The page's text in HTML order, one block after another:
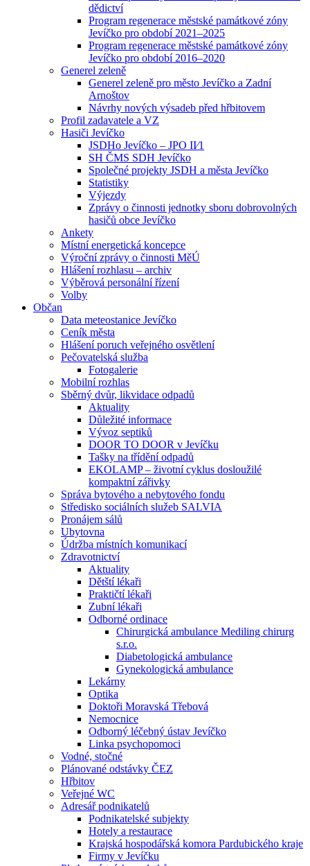
dědictví
Program regenerace městské památkové zóny
Jevíčko pro období 2021–2025
Program regenerace městské památkové zóny
Jevíčko pro období 2016–2020
Generel zeleně
Generel zeleně pro město Jevíčko a Zadní
Arnoštov
Návrhy nových výsadeb před hřbitovem
Profil zadavatele a VZ
Hasiči Jevíčko
JSDHo Jevíčko – JPO II⁄1
SH ČMS SDH Jevíčko
Společné projekty JSDH a města Jevíčko
Statistiky
Výjezdy
Zprávy o činnosti jednotky sboru dobrovolných
hasičů obce Jevíčko
Ankety
Místní energetická koncepce
Výroční zprávy o činnosti MěÚ
Hlášení rozhlasu – archiv
Výběrová personální řízení
Volby
Občan
Data meteostanice Jevíčko
Ceník města
Hlášení poruch veřejného osvětlení
Pečovatelská služba
Fotogalerie
Mobilní rozhlas
Sběrný dvůr, likvidace odpadů
Aktuality
Důležité informace
Vývoz septiků
DOOR TO DOOR v Jevíčku
Tašky na třídění odpadů
EKOLAMP – životní cyklus dosloužilé
kompaktní zářivky
Správa bytového a nebytového fondu
Středisko sociálních služeb SALVIA
Pronájem sálů
Ubytovna
Údržba místních komunikací
Zdravotnictví
Aktuality
Dětští lékaři
Praktičtí lékaři
Zubní lékaři
Odborné ordinace
Chirurgická ambulance Mediling chirurg
s.r.o.
Diabetologická ambulance
Gynekologická ambulance
Lekárny
Optika
Doktoři Moravská Třebová
Nemocnice
Odborný léčebný ústav Jevíčko
Linka psychopomoci
Vodné, stočné
Plánované odstávky ČEZ
Hřbitov
Veřejné WC
Adresář podnikatelů
Podnikatelské subjekty
Hotely a restaurace
Krajská hospodářská komora Pardubického kraje
Firmy v Jevíčku